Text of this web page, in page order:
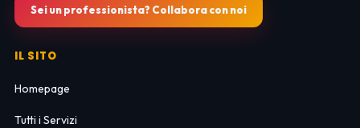
Sei un professionista? Collabora con noi
IL SITO
Homepage
Tutti i Servizi